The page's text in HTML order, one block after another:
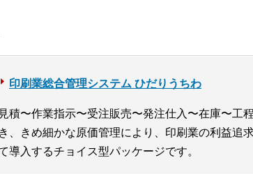
印刷業総合管理システム ひだりうちわ
見積〜作業指示〜受注販売〜発注仕入〜在庫〜工
き、きめ細かな原価管理により、印刷業の利益追
導入するチョイス型パッケージです。